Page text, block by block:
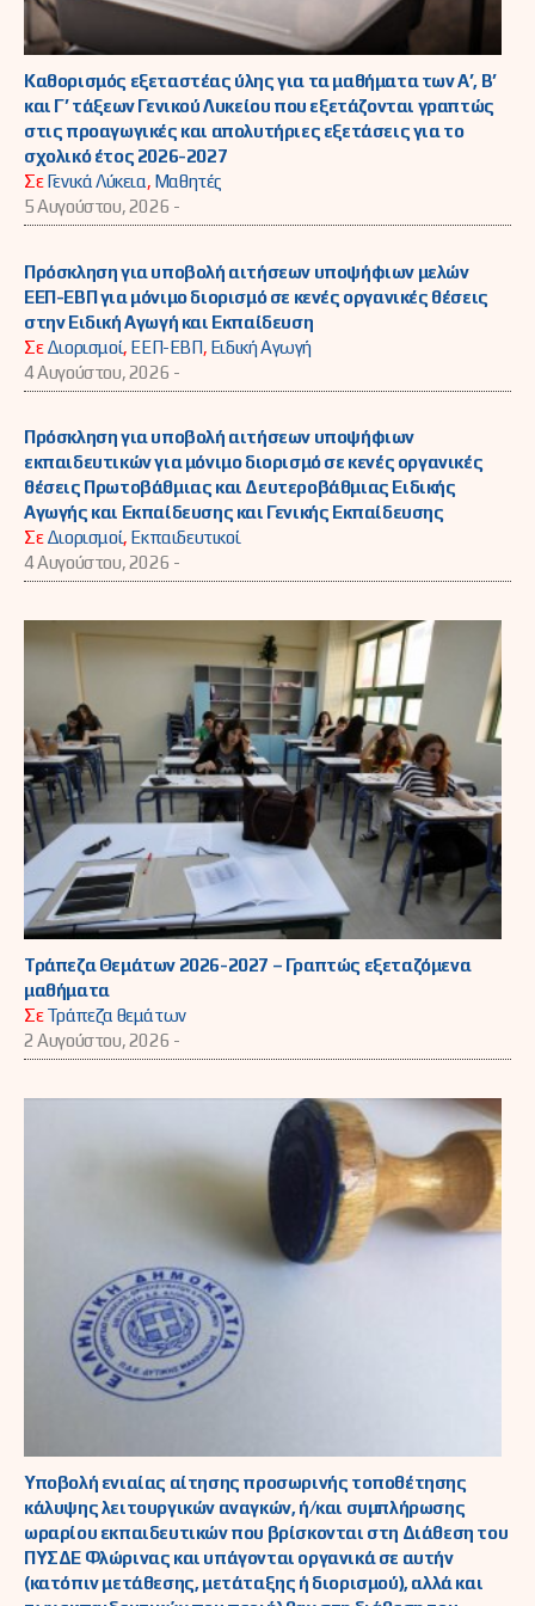
Καθορισμός εξεταστέας ύλης για τα μαθήματα των Α’, Β’
και Γ’ τάξεων Γενικού Λυκείου που εξετάζονται γραπτώς
στις προαγωγικές και απολυτήριες εξετάσεις για το
σχολικό έτος 2026-2027
ΣεΓενικά Λύκεια, Μαθητές
5 Αυγούστου, 2026 -
Πρόσκληση για υποβολή αιτήσεων υποψήφιων μελών
ΕΕΠ-ΕΒΠ για μόνιμο διορισμό σε κενές οργανικές θέσεις
στην Ειδική Αγωγή και Εκπαίδευση
ΣεΔιορισμοί, ΕΕΠ-ΕΒΠ, Ειδική Αγωγή
4 Αυγούστου, 2026 -
Πρόσκληση για υποβολή αιτήσεων υποψήφιων
εκπαιδευτικών για μόνιμο διορισμό σε κενές οργανικές
θέσεις Πρωτοβάθμιας και Δευτεροβάθμιας Ειδικής
Αγωγής και Εκπαίδευσης και Γενικής Εκπαίδευσης
ΣεΔιορισμοί, Εκπαιδευτικοί
4 Αυγούστου, 2026 -
Τράπεζα Θεμάτων 2026-2027 – Γραπτώς εξεταζόμενα
μαθήματα
ΣεΤράπεζα θεμάτων
2 Αυγούστου, 2026 -
Υποβολή ενιαίας αίτησης προσωρινής τοποθέτησης
κάλυψης λειτουργικών αναγκών, ή/και συμπλήρωσης
ωραρίου εκπαιδευτικών που βρίσκονται στη Διάθεση του
ΠΥΣΔΕ Φλώρινας και υπάγονται οργανικά σε αυτήν
(κατόπιν μετάθεσης, μετάταξης ή διορισμού), αλλά και